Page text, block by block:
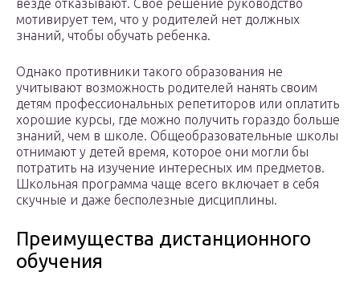
везде отказывают. Свое решение руководство
мотивирует тем, что у родителей нет должных
знаний, чтобы обучать ребенка.
Однако противники такого образования не
учитывают возможность родителей нанять своим
детям профессиональных репетиторов или оплатить
хорошие курсы, где можно получить гораздо больше
знаний, чем в школе. Общеобразовательные школы
отнимают у детей время, которое они могли бы
потратить на изучение интересных им предметов.
Школьная программа чаще всего включает в себя
скучные и даже бесполезные дисциплины.
Преимущества дистанционного
обучения